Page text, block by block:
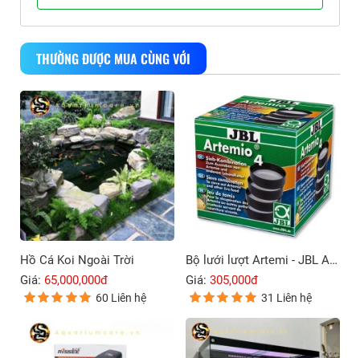
THƯỜNG ĐƯỢC MUA CÙNG VỚI
Hồ Cá Koi Ngoài Trời
Giá: 65,000,000đ
60 Liên hệ
Bộ lưới lượt Artemi - JBL Artemio 4
Giá: 305,000đ
31 Liên hệ